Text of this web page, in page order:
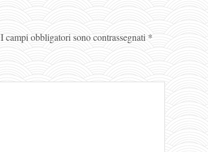
I campi obbligatori sono contrassegnati *